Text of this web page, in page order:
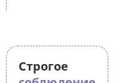
Строгое